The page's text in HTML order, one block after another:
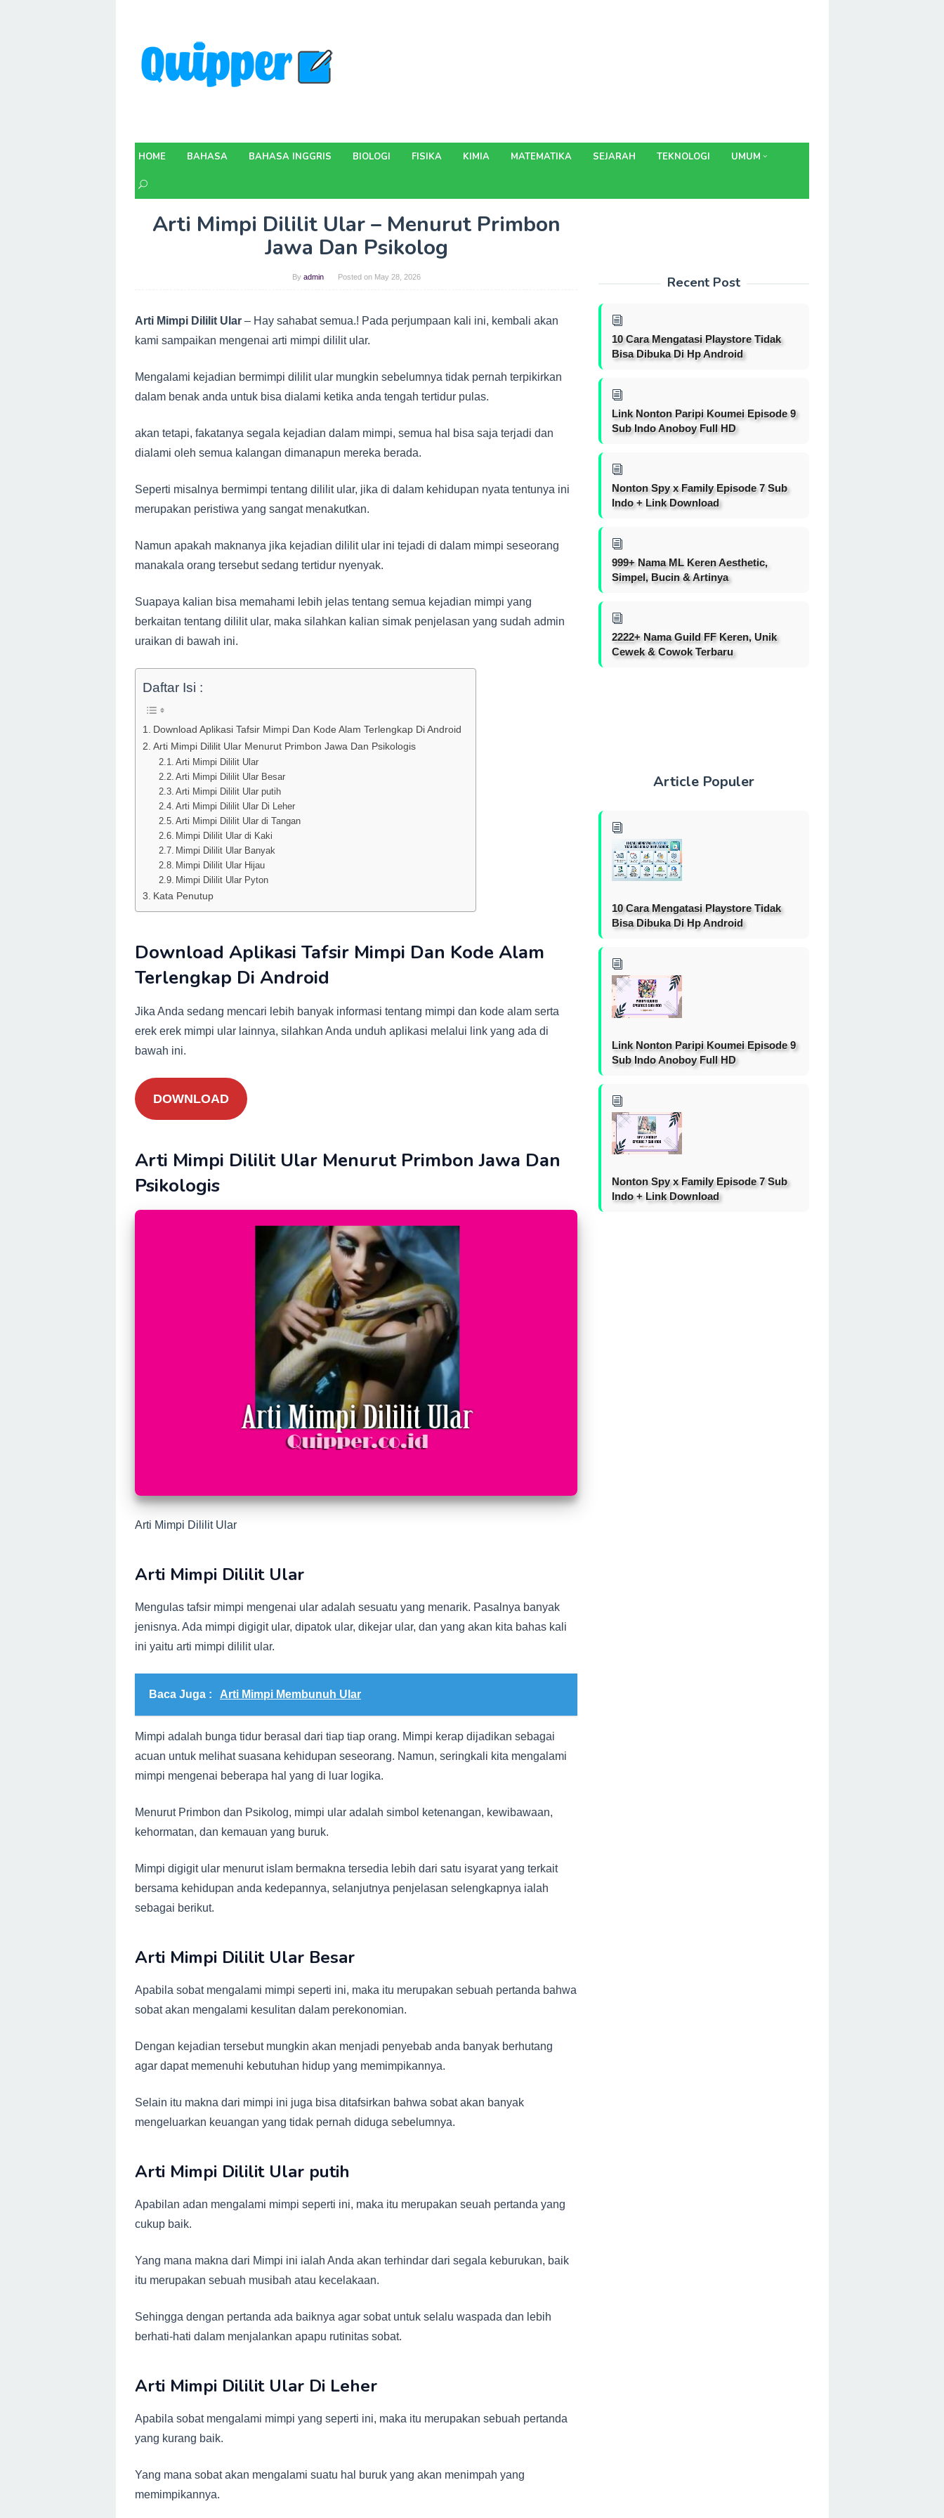
content
HOME BAHASA BAHASA INGGRIS BIOLOGI FISIKA KIMIA MATEMATIKA SEJARAH TEKNOLOGI UMUM
Arti Mimpi Dililit Ular – Menurut Primbon
Jawa Dan Psikolog
By admin Posted on May 28, 2026
Arti Mimpi Dililit Ular – Hay sahabat semua.! Pada perjumpaan kali ini, kembali akan
kami sampaikan mengenai arti mimpi dililit ular.
Mengalami kejadian bermimpi dililit ular mungkin sebelumnya tidak pernah terpikirkan
dalam benak anda untuk bisa dialami ketika anda tengah tertidur pulas.
akan tetapi, fakatanya segala kejadian dalam mimpi, semua hal bisa saja terjadi dan
dialami oleh semua kalangan dimanapun mereka berada.
Seperti misalnya bermimpi tentang dililit ular, jika di dalam kehidupan nyata tentunya ini
merupakan peristiwa yang sangat menakutkan.
Namun apakah maknanya jika kejadian dililit ular ini tejadi di dalam mimpi seseorang
manakala orang tersebut sedang tertidur nyenyak.
Suapaya kalian bisa memahami lebih jelas tentang semua kejadian mimpi yang
berkaitan tentang dililit ular, maka silahkan kalian simak penjelasan yang sudah admin
uraikan di bawah ini.
Daftar Isi :
Download Aplikasi Tafsir Mimpi Dan Kode Alam Terlengkap Di Android
Arti Mimpi Dililit Ular Menurut Primbon Jawa Dan Psikologis
Arti Mimpi Dililit Ular
Arti Mimpi Dililit Ular Besar
Arti Mimpi Dililit Ular putih
Arti Mimpi Dililit Ular Di Leher
Arti Mimpi Dililit Ular di Tangan
Mimpi Dililit Ular di Kaki
Mimpi Dililit Ular Banyak
Mimpi Dililit Ular Hijau
Mimpi Dililit Ular Pyton
Kata Penutup
Download Aplikasi Tafsir Mimpi Dan Kode Alam
Terlengkap Di Android
Jika Anda sedang mencari lebih banyak informasi tentang mimpi dan kode alam serta
erek erek mimpi ular lainnya, silahkan Anda unduh aplikasi melalui link yang ada di
bawah ini.
DOWNLOAD
Arti Mimpi Dililit Ular Menurut Primbon Jawa Dan
Psikologis
Arti Mimpi Dililit Ular
Arti Mimpi Dililit Ular
Mengulas tafsir mimpi mengenai ular adalah sesuatu yang menarik. Pasalnya banyak
jenisnya. Ada mimpi digigit ular, dipatok ular, dikejar ular, dan yang akan kita bahas kali
ini yaitu arti mimpi dililit ular.
Baca Juga : Arti Mimpi Membunuh Ular
Mimpi adalah bunga tidur berasal dari tiap tiap orang. Mimpi kerap dijadikan sebagai
acuan untuk melihat suasana kehidupan seseorang. Namun, seringkali kita mengalami
mimpi mengenai beberapa hal yang di luar logika.
Menurut Primbon dan Psikolog, mimpi ular adalah simbol ketenangan, kewibawaan,
kehormatan, dan kemauan yang buruk.
Mimpi digigit ular menurut islam bermakna tersedia lebih dari satu isyarat yang terkait
bersama kehidupan anda kedepannya, selanjutnya penjelasan selengkapnya ialah
sebagai berikut.
Arti Mimpi Dililit Ular Besar
Apabila sobat mengalami mimpi seperti ini, maka itu merupakan sebuah pertanda bahwa
sobat akan mengalami kesulitan dalam perekonomian.
Dengan kejadian tersebut mungkin akan menjadi penyebab anda banyak berhutang
agar dapat memenuhi kebutuhan hidup yang memimpikannya.
Selain itu makna dari mimpi ini juga bisa ditafsirkan bahwa sobat akan banyak
mengeluarkan keuangan yang tidak pernah diduga sebelumnya.
Arti Mimpi Dililit Ular putih
Apabilan adan mengalami mimpi seperti ini, maka itu merupakan seuah pertanda yang
cukup baik.
Yang mana makna dari Mimpi ini ialah Anda akan terhindar dari segala keburukan, baik
itu merupakan sebuah musibah atau kecelakaan.
Sehingga dengan pertanda ada baiknya agar sobat untuk selalu waspada dan lebih
berhati-hati dalam menjalankan apapu rutinitas sobat.
Arti Mimpi Dililit Ular Di Leher
Apabila sobat mengalami mimpi yang seperti ini, maka itu merupakan sebuah pertanda
yang kurang baik.
Yang mana sobat akan mengalami suatu hal buruk yang akan menimpah yang
memimpikannya.
Recent Post
10 Cara Mengatasi Playstore Tidak
Bisa Dibuka Di Hp Android
Link Nonton Paripi Koumei Episode 9
Sub Indo Anoboy Full HD
Nonton Spy x Family Episode 7 Sub
Indo + Link Download
999+ Nama ML Keren Aesthetic,
Simpel, Bucin & Artinya
2222+ Nama Guild FF Keren, Unik
Cewek & Cowok Terbaru
Article Populer
10 Cara Mengatasi Playstore Tidak
Bisa Dibuka Di Hp Android
Link Nonton Paripi Koumei Episode 9
Sub Indo Anoboy Full HD
Nonton Spy x Family Episode 7 Sub
Indo + Link Download